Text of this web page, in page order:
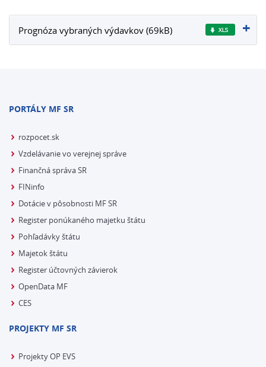
Prognóza vybraných výdavkov (69kB)
PORTÁLY MF SR
rozpocet.sk
Vzdelávanie vo verejnej správe
Finančná správa SR
FINinfo
Dotácie v pôsobnosti MF SR
Register ponúkaného majetku štátu
Pohľadávky štátu
Majetok štátu
Register účtovných závierok
OpenData MF
CES
PROJEKTY MF SR
Projekty OP EVS